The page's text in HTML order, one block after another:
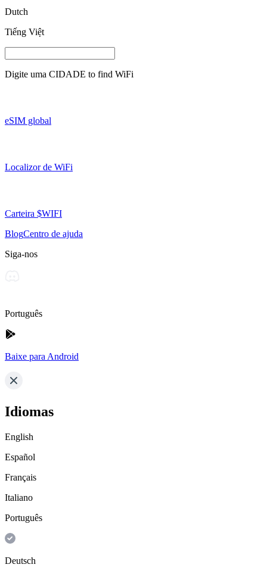
Dutch
Tiếng Việt
Digite uma CIDADE to find WiFi
eSIM global
Localizor de WiFi
Carteira $WIFI
BlogCentro de ajuda
Siga-nos
Português
Baixe para Android
Idiomas
English
Español
Français
Italiano
Português
Deutsch